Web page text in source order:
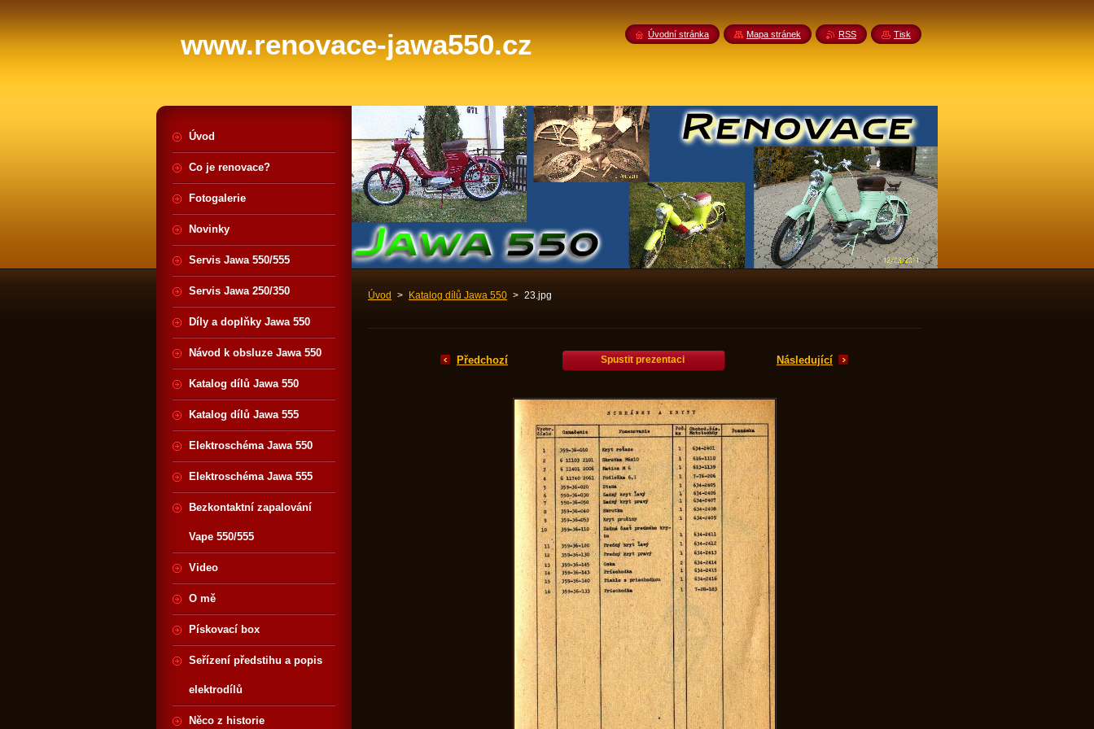
www.renovace-jawa550.cz
Úvod > Katalog dílů Jawa 550 > 23.jpg
Předchozí Spustit prezentaci Následující
Úvod
Co je renovace?
Fotogalerie
Novinky
Servis Jawa 550/555
Servis Jawa 250/350
Díly a doplňky Jawa 550
Návod k obsluze Jawa 550
Katalog dílů Jawa 550
Katalog dílů Jawa 555
Elektroschéma Jawa 550
Elektroschéma Jawa 555
Bezkontaktní zapalování
Vape 550/555
Video
O mě
Pískovací box
Seřízení předstihu a popis
elektrodílů
Něco z historie
Úvodní stránka Mapa stránek RSS Tisk